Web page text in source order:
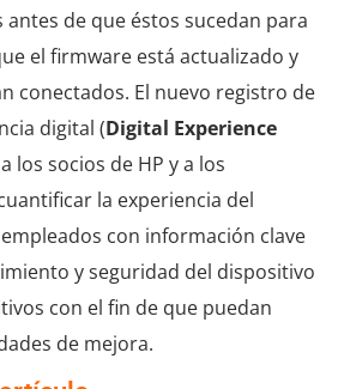
de que éstos sucedan para
el firmware está actualizado y
conectados. El nuevo registro de
digital (Digital Experience
los socios de HP y a los
la experiencia del
con información clave
y seguridad del dispositivo
con el fin de que puedan
de mejora.